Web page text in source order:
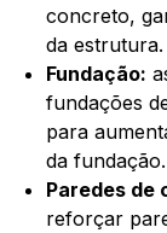
concreto,
da estrutura.
Fundação:
fundações
para
da fundação.
Paredes de
reforçar